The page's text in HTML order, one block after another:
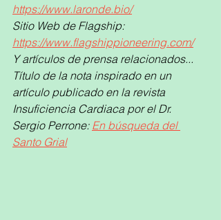
https://www.laronde.bio/
Sitio Web de Flagship:
https://www.flagshippioneering.com/
Y artículos de prensa relacionados...
Título de la nota inspirado en un
artículo publicado en la revista
Insuficiencia Cardiaca por el Dr.
Sergio Perrone: En búsqueda del
Santo Grial